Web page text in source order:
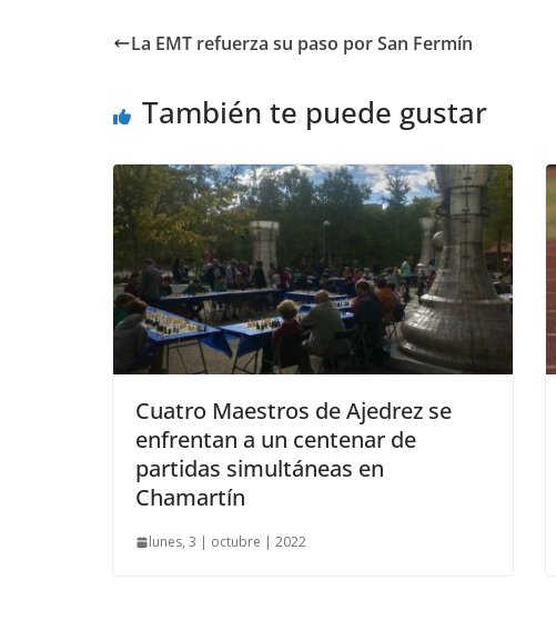
La EMT refuerza su paso por San Fermín
También te puede gustar
Cuatro Maestros de Ajedrez se
enfrentan a un centenar de
partidas simultáneas en
Chamartín
lunes, 3 | octubre | 2022